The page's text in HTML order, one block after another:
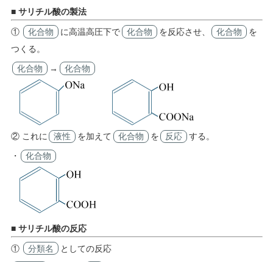
■ サリチル酸の製法
① 化合物 に高温高圧下で 化合物 を反応させ、 化合物
を
つくる。
化合物
→ 化合物
② これに 液性 を加えて 化合物 を 反応
する。
・
化合物
■ サリチル酸の反応
① 分類名
としての反応